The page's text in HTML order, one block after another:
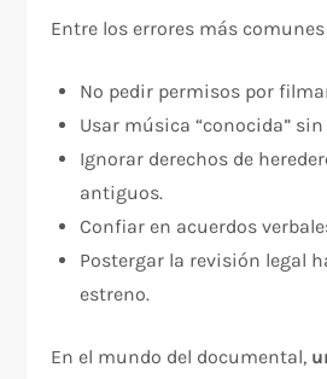
Entre los errores más
No pedir permisos por
Usar música “conocida”
Ignorar derechos de
antiguos.
Confiar en acuerdos
Postergar la revisión legal
estreno.
En el mundo del documental,